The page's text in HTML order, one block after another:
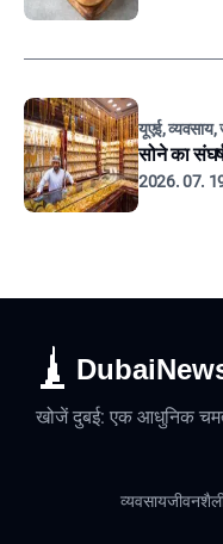
यूएई, व्यवसाय,
सोने का
2026. 07.
खोजें दुबई: एक आधुनिक
व्यवसाय